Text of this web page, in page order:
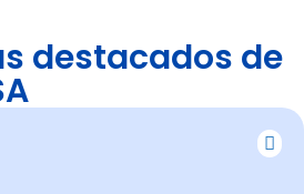
destacados de